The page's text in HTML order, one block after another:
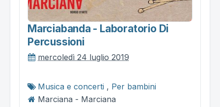
Marciabanda - Laboratorio Di
Percussioni
mercoledì 24 luglio 2019
Musica e concerti , Per bambini
Marciana - Marciana